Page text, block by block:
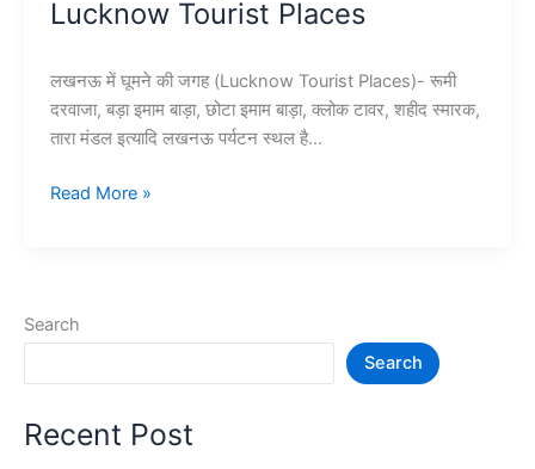
Lucknow Tourist Places
लखनऊ में घूमने की जगह (Lucknow Tourist Places)- रूमी
दरवाजा, बड़ा इमाम बाड़ा, छोटा इमाम बाड़ा, क्लोक टावर, शहीद स्मारक,
तारा मंडल इत्यादि लखनऊ पर्यटन स्थल है…
10
जगह
Places
Read More »
Search
Search
Recent Post